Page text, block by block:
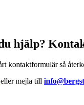
hjälp?
kontaktformulär så
eller mejla till